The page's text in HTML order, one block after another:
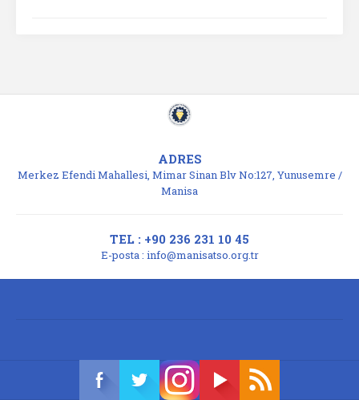
ADRES
Merkez Efendi Mahallesi, Mimar Sinan Blv No:127, Yunusemre /
Manisa
TEL : +90 236 231 10 45
E-posta : info@manisatso.org.tr